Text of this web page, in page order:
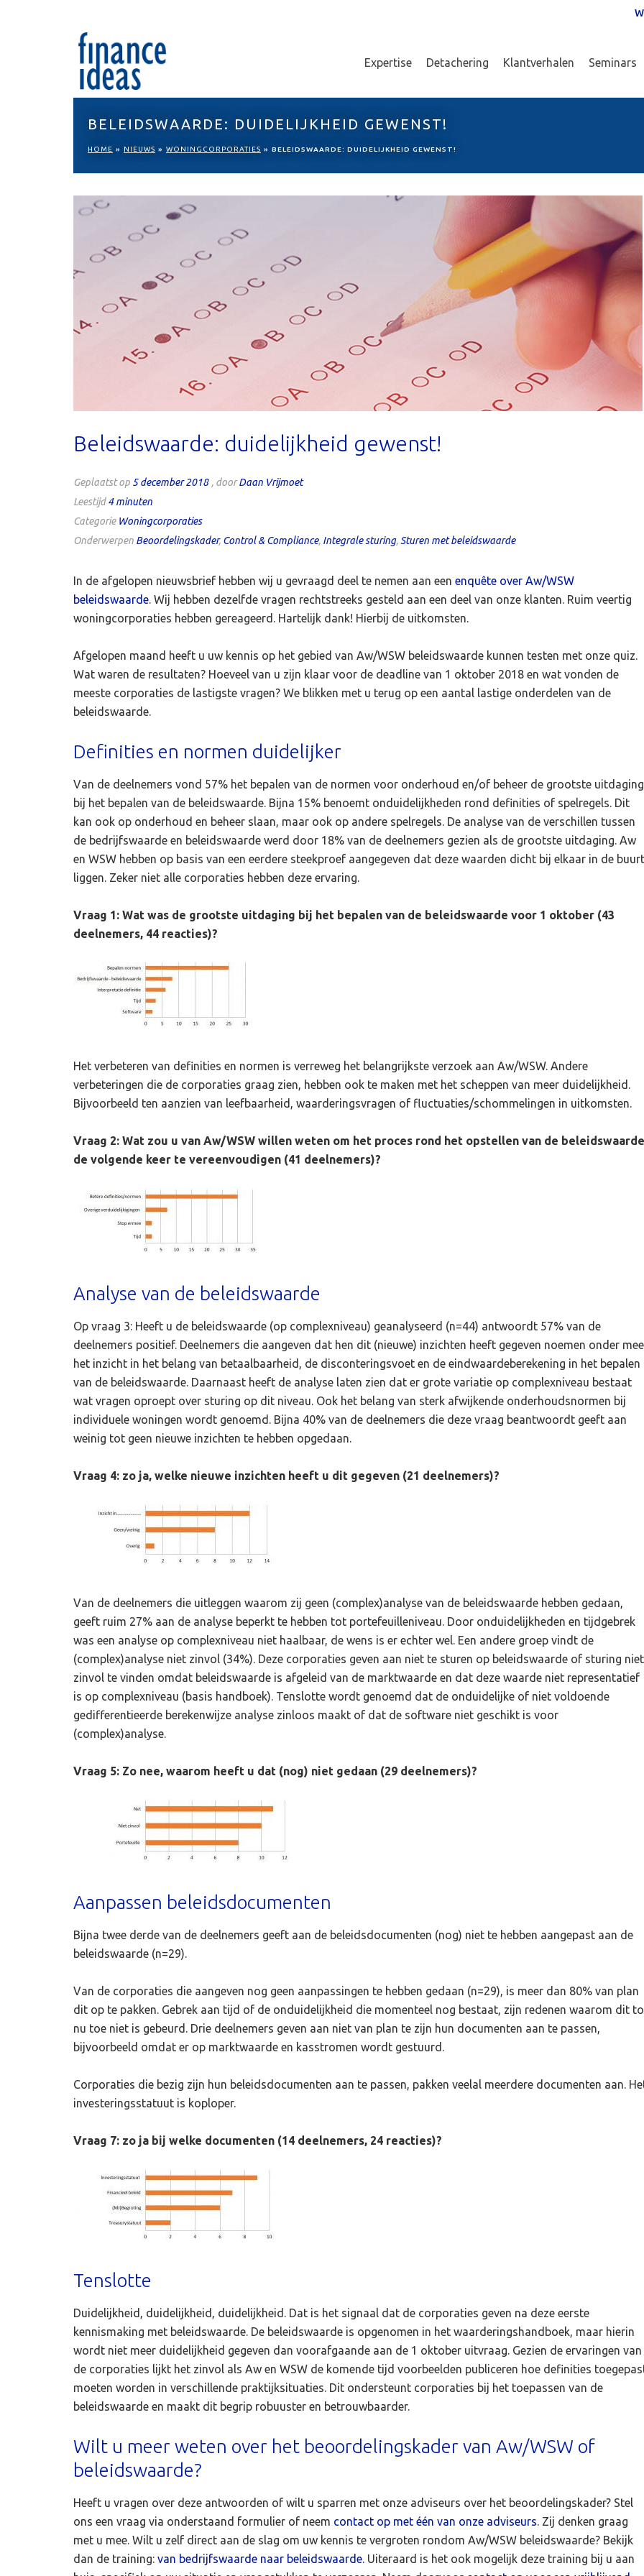
Expertise Detachering Klantverhalen Seminars
BELEIDSWAARDE: DUIDELIJKHEID GEWENST!
HOME » NIEUWS » WONINGCORPORATIES » BELEIDSWAARDE: DUIDELIJKHEID GEWENST!
Beleidswaarde: duidelijkheid gewenst!
Geplaatst op 5 december 2018 , doorDaan Vrijmoet
Leestijd4minuten
Categorie Woningcorporaties
Onderwerpen Beoordelingskader, Control & Compliance, Integrale sturing, Sturen met beleidswaarde
In de afgelopen nieuwsbrief hebben wij u gevraagd deel te nemen aan een enquête over Aw/WSW
beleidswaarde. Wij hebben dezelfde vragen rechtstreeks gesteld aan een deel van onze klanten. Ruim veertig
woningcorporaties hebben gereageerd. Hartelijk dank! Hierbij de uitkomsten.
Afgelopen maand heeft u uw kennis op het gebied van Aw/WSW beleidswaarde kunnen testen met onze quiz.
Wat waren de resultaten? Hoeveel van u zijn klaar voor de deadline van 1 oktober 2018 en wat vonden de
meeste corporaties de lastigste vragen? We blikken met u terug op een aantal lastige onderdelen van de
beleidswaarde.
Definities en normen duidelijker
Van de deelnemers vond 57% het bepalen van de normen voor onderhoud en/of beheer de grootste uitdaging
bij het bepalen van de beleidswaarde. Bijna 15% benoemt onduidelijkheden rond definities of spelregels. Dit
kan ook op onderhoud en beheer slaan, maar ook op andere spelregels. De analyse van de verschillen tussen
de bedrijfswaarde en beleidswaarde werd door 18% van de deelnemers gezien als de grootste uitdaging. Aw
en WSW hebben op basis van een eerdere steekproef aangegeven dat deze waarden dicht bij elkaar in de buurt
liggen. Zeker niet alle corporaties hebben deze ervaring.
Vraag 1: Wat was de grootste uitdaging bij het bepalen van de beleidswaarde voor 1 oktober (43
deelnemers, 44 reacties)?
Het verbeteren van definities en normen is verreweg het belangrijkste verzoek aan Aw/WSW. Andere
verbeteringen die de corporaties graag zien, hebben ook te maken met het scheppen van meer duidelijkheid.
Bijvoorbeeld ten aanzien van leefbaarheid, waarderingsvragen of fluctuaties/schommelingen in uitkomsten.
Vraag 2: Wat zou u van Aw/WSW willen weten om het proces rond het opstellen van de beleidswaarde
de volgende keer te vereenvoudigen (41 deelnemers)?
Analyse van de beleidswaarde
Op vraag 3: Heeft u de beleidswaarde (op complexniveau) geanalyseerd (n=44) antwoordt 57% van de
deelnemers positief. Deelnemers die aangeven dat hen dit (nieuwe) inzichten heeft gegeven noemen onder
het inzicht in het belang van betaalbaarheid, de disconteringsvoet en de eindwaardeberekening in het bepalen
van de beleidswaarde. Daarnaast heeft de analyse laten zien dat er grote variatie op complexniveau bestaat
wat vragen oproept over sturing op dit niveau. Ook het belang van sterk afwijkende onderhoudsnormen bij
individuele woningen wordt genoemd. Bijna 40% van de deelnemers die deze vraag beantwoordt geeft aan
weinig tot geen nieuwe inzichten te hebben opgedaan.
Vraag 4: zo ja, welke nieuwe inzichten heeft u dit gegeven (21 deelnemers)?
Van de deelnemers die uitleggen waarom zij geen (complex)analyse van de beleidswaarde hebben gedaan,
geeft ruim 27% aan de analyse beperkt te hebben tot portefeuilleniveau. Door onduidelijkheden en tijdgebrek
was een analyse op complexniveau niet haalbaar, de wens is er echter wel. Een andere groep vindt de
(complex)analyse niet zinvol (34%). Deze corporaties geven aan niet te sturen op beleidswaarde of sturing niet
zinvol te vinden omdat beleidswaarde is afgeleid van de marktwaarde en dat deze waarde niet representatief
is op complexniveau (basis handboek). Tenslotte wordt genoemd dat de onduidelijke of niet voldoende
gedifferentieerde berekenwijze analyse zinloos maakt of dat de software niet geschikt is voor
(complex)analyse.
Vraag 5: Zo nee, waarom heeft u dat (nog) niet gedaan (29 deelnemers)?
Aanpassen beleidsdocumenten
Bijna twee derde van de deelnemers geeft aan de beleidsdocumenten (nog) niet te hebben aangepast aan de
beleidswaarde (n=29).
Van de corporaties die aangeven nog geen aanpassingen te hebben gedaan (n=29), is meer dan 80% van plan
dit op te pakken. Gebrek aan tijd of de onduidelijkheid die momenteel nog bestaat, zijn redenen waarom dit
nu toe niet is gebeurd. Drie deelnemers geven aan niet van plan te zijn hun documenten aan te passen,
bijvoorbeeld omdat er op marktwaarde en kasstromen wordt gestuurd.
Corporaties die bezig zijn hun beleidsdocumenten aan te passen, pakken veelal meerdere documenten aan.
investeringsstatuut is koploper.
Vraag 7: zo ja bij welke documenten (14 deelnemers, 24 reacties)?
Tenslotte
Duidelijkheid, duidelijkheid, duidelijkheid. Dat is het signaal dat de corporaties geven na deze eerste
kennismaking met beleidswaarde. De beleidswaarde is opgenomen in het waarderingshandboek, maar hierin
wordt niet meer duidelijkheid gegeven dan voorafgaande aan de 1 oktober uitvraag. Gezien de ervaringen van
de corporaties lijkt het zinvol als Aw en WSW de komende tijd voorbeelden publiceren hoe definities
moeten worden in verschillende praktijksituaties. Dit ondersteunt corporaties bij het toepassen van de
beleidswaarde en maakt dit begrip robuuster en betrouwbaarder.
Wilt u meer weten over het beoordelingskader van Aw/WSW of
beleidswaarde?
Heeft u vragen over deze antwoorden of wilt u sparren met onze adviseurs over het beoordelingskader? Stel
ons een vraag via onderstaand formulier of neem contact op met één van onze adviseurs. Zij denken graag
met u mee. Wilt u zelf direct aan de slag om uw kennis te vergroten rondom Aw/WSW beleidswaarde? Bekijk
dan de training: van bedrijfswaarde naar beleidswaarde. Uiteraard is het ook mogelijk deze training bij u aan